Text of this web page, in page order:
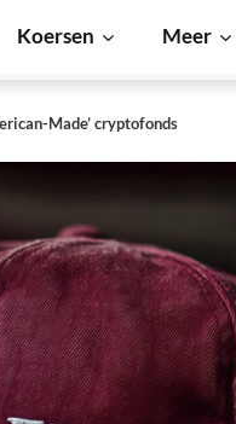
Koersen Meer
Made’ cryptofonds